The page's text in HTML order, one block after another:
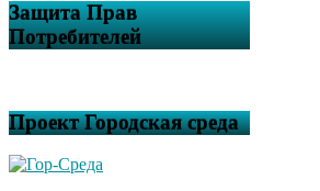
Защита Прав
Потребителей
Проект Городская среда